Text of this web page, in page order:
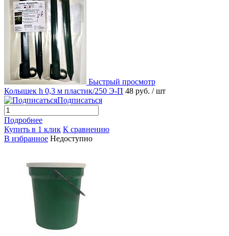
Быстрый просмотр
Колышек h 0,3 м пластик/250 Э-П 48 руб. / шт
Подписаться
Подробнее
Купить в 1 клик К сравнению
В избранное Недоступно